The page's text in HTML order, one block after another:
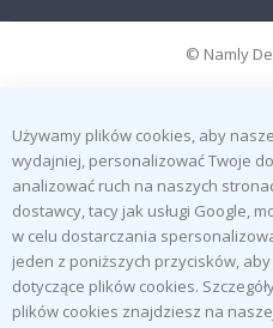
© Namly
Używamy plików cookies, aby
wydajniej, personalizować Twoje
analizować ruch na naszych
dostawcy, tacy jak usługi Google,
w celu dostarczania
jeden z poniższych przycisków,
dotyczące plików cookies.
plików cookies znajdziesz na